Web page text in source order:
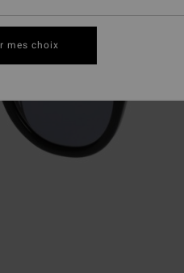
mes choix